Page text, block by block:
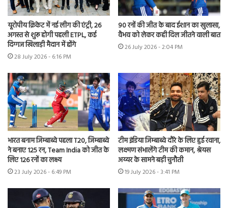
यूरोपीय क्रिकेट में नई लीग की एंट्री, 26
अगस्त से शुरू होगी पहली ETPL, कई
दिग्गज खिलाड़ी मैदान में होंगे
28 July 2026 - 6:16 PM
90 रनों की जीत के बाद ईशान का खुलासा,
वैभव को लेकर कही दिल जीतने वाली बात
26 July 2026 - 2:04 PM
भारत बनाम जिम्बाब्वे पहला T20, जिम्बाब्वे
ने बनाए 125 रन, Team India को जीत के
लिए 126 रनों का लक्ष्य
23 July 2026 - 6:49 PM
टीम इंडिया जिम्बाब्वे दौरे के लिए हुई रवाना,
लक्ष्मण संभालेंगे टीम की कमान, श्रेयस
अय्यर के सामने बड़ी चुनौती
19 July 2026 - 3:41 PM